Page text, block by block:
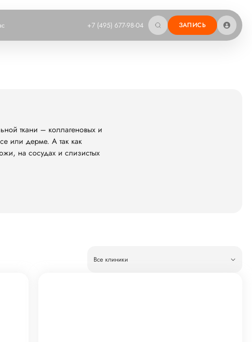
+7 (495) 677-98-04 ЗАПИСЬ
ткани – коллагеновых и
или дерме. А так как
на сосудах и слизистых
Все клиники